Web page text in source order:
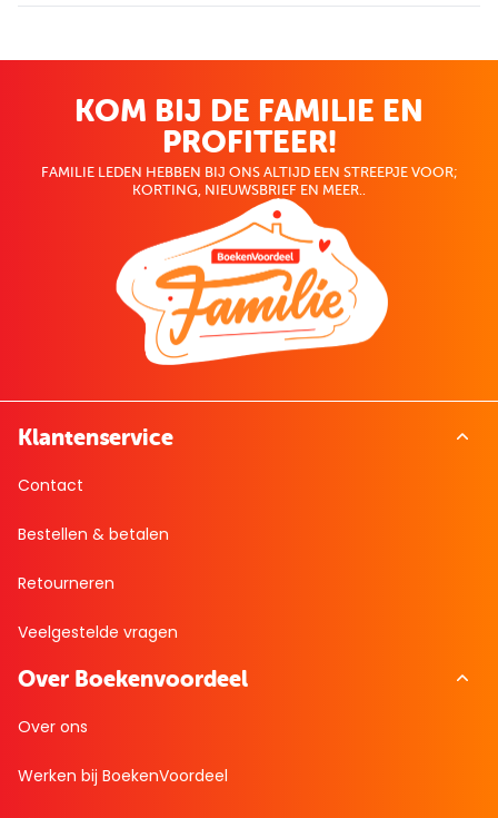
KOM BIJ DE FAMILIE EN
PROFITEER!
FAMILIE LEDEN HEBBEN BIJ ONS ALTIJD EEN STREEPJE VOOR;
KORTING, NIEUWSBRIEF EN MEER..
Klantenservice
Contact
Bestellen & betalen
Retourneren
Veelgestelde vragen
Over Boekenvoordeel
Over ons
Werken bij BoekenVoordeel